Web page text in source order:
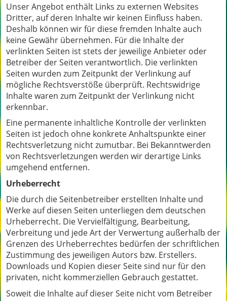
Unser Angebot enthält Links zu externen Websites
Dritter, auf deren Inhalte wir keinen Einfluss haben.
Deshalb können wir für diese fremden Inhalte auch
keine Gewähr übernehmen. Für die Inhalte der
verlinkten Seiten ist stets der jeweilige Anbieter oder
Betreiber der Seiten verantwortlich. Die verlinkten
Seiten wurden zum Zeitpunkt der Verlinkung auf
mögliche Rechtsverstöße überprüft. Rechtswidrige
Inhalte waren zum Zeitpunkt der Verlinkung nicht
erkennbar.
Eine permanente inhaltliche Kontrolle der verlinkten
Seiten ist jedoch ohne konkrete Anhaltspunkte einer
Rechtsverletzung nicht zumutbar. Bei Bekanntwerden
von Rechtsverletzungen werden wir derartige Links
umgehend entfernen.
Urheberrecht
Die durch die Seitenbetreiber erstellten Inhalte und
Werke auf diesen Seiten unterliegen dem deutschen
Urheberrecht. Die Vervielfältigung, Bearbeitung,
Verbreitung und jede Art der Verwertung außerhalb der
Grenzen des Urheberrechtes bedürfen der schriftlichen
Zustimmung des jeweiligen Autors bzw. Erstellers.
Downloads und Kopien dieser Seite sind nur für den
privaten, nicht kommerziellen Gebrauch gestattet.
Soweit die Inhalte auf dieser Seite nicht vom Betreiber